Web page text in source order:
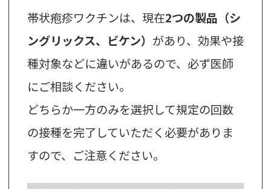
帯状疱疹ワクチンは、現在2つの製品（シ
ングリックス、ビケン） があり、効果や接
種対象などに違いがあるので、必ず医師
にご相談ください。
どちらか一方のみを選択して規定の回数
の接種を完了していただく必要がありま
すので、ご注意ください。